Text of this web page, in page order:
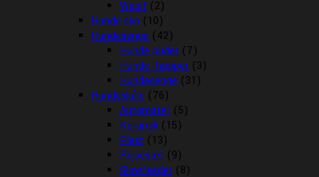
Woolf (2)
Hunde sko (10)
Hundesenge (42)
Hunde puder (7)
Hunde Tæpper (3)
Hundesenge (31)
Hundeskåle (76)
Automater (5)
Keramik (15)
Plast (13)
Rejsesæt (9)
Slowfeeder (8)